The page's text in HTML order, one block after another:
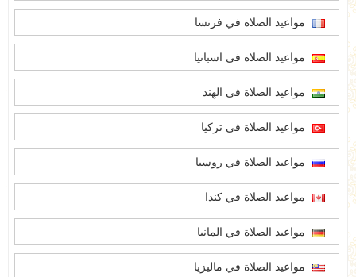
مواعيد الصلاة في فرنسا
مواعيد الصلاة في اسبانيا
مواعيد الصلاة في الهند
مواعيد الصلاة في تركيا
مواعيد الصلاة في روسيا
مواعيد الصلاة في كندا
مواعيد الصلاة في المانيا
مواعيد الصلاة في ماليزيا